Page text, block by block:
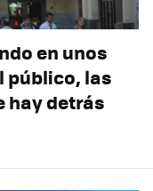
en unos
público, las
hay detrás